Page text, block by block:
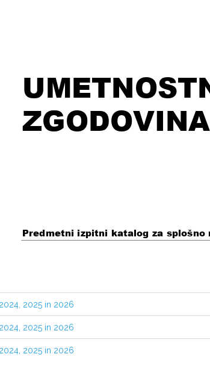
ZGODOVINA
Predmetni izpitni katalog za splošno
v katerem bo kandidat opravljal matu
izpitnem katalogu za splošno maturo za tisto leto.
2025 in 2026
2025 in 2026
2025 in 2026